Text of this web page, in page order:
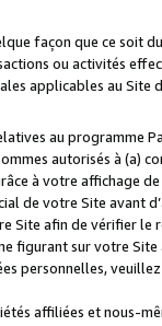
façon que ce soit
ou activités
applicables au Site
au programme
autorisés à
à votre affichage
de votre Site avant
Site afin de vérifier
figurant sur votre
personnelles,
affiliées et nous-